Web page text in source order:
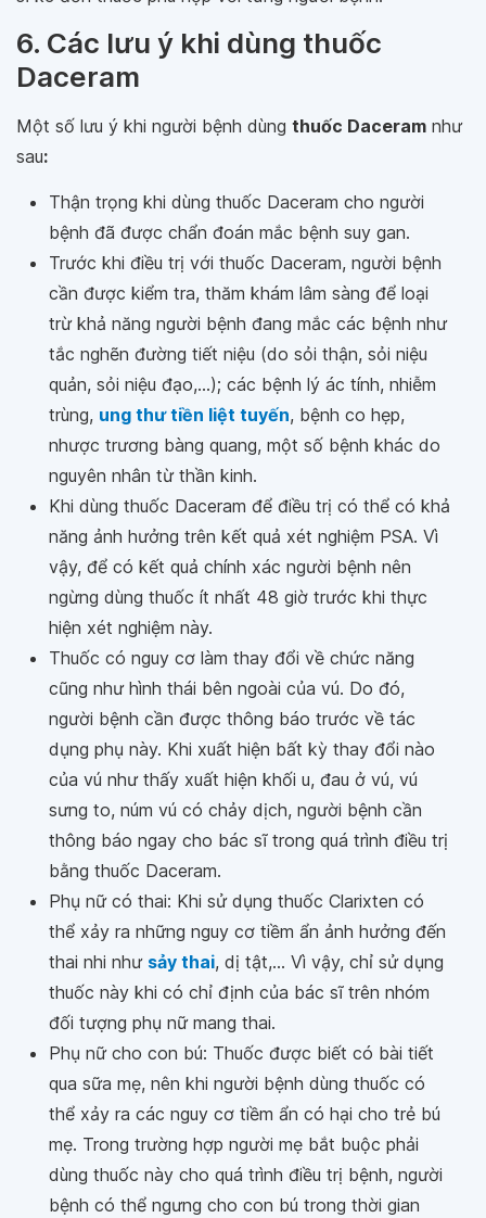
6. Các lưu ý khi dùng thuốc
Daceram
Một số lưu ý khi người bệnh dùng thuốc Daceram như
sau:
Thận trọng khi dùng thuốc Daceram cho người
bệnh đã được chẩn đoán mắc bệnh suy gan.
Trước khi điều trị với thuốc Daceram, người bệnh
cần được kiểm tra, thăm khám lâm sàng để loại
trừ khả năng người bệnh đang mắc các bệnh như
tắc nghẽn đường tiết niệu (do sỏi thận, sỏi niệu
quản, sỏi niệu đạo,...); các bệnh lý ác tính, nhiễm
trùng, ung thư tiền liệt tuyến, bệnh co hẹp,
nhược trương bàng quang, một số bệnh khác do
nguyên nhân từ thần kinh.
Khi dùng thuốc Daceram để điều trị có thể có khả
năng ảnh hưởng trên kết quả xét nghiệm PSA. Vì
vậy, để có kết quả chính xác người bệnh nên
ngừng dùng thuốc ít nhất 48 giờ trước khi thực
hiện xét nghiệm này.
Thuốc có nguy cơ làm thay đổi về chức năng
cũng như hình thái bên ngoài của vú. Do đó,
người bệnh cần được thông báo trước về tác
dụng phụ này. Khi xuất hiện bất kỳ thay đổi nào
của vú như thấy xuất hiện khối u, đau ở vú, vú
sưng to, núm vú có chảy dịch, người bệnh cần
thông báo ngay cho bác sĩ trong quá trình điều trị
bằng thuốc Daceram.
Phụ nữ có thai: Khi sử dụng thuốc Clarixten có
thể xảy ra những nguy cơ tiềm ẩn ảnh hưởng đến
thai nhi như sảy thai, dị tật,... Vì vậy, chỉ sử dụng
thuốc này khi có chỉ định của bác sĩ trên nhóm
đối tượng phụ nữ mang thai.
Phụ nữ cho con bú: Thuốc được biết có bài tiết
qua sữa mẹ, nên khi người bệnh dùng thuốc có
thể xảy ra các nguy cơ tiềm ẩn có hại cho trẻ bú
mẹ. Trong trường hợp người mẹ bắt buộc phải
dùng thuốc này cho quá trình điều trị bệnh, người
bệnh có thể ngưng cho con bú trong thời gian